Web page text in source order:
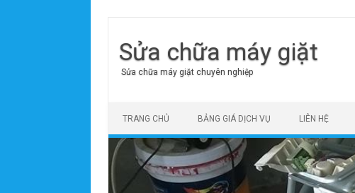
Sửa chữa máy giặt
Sửa chữa máy giặt chuyên nghiệp
TRANG CHỦ BẢNG GIÁ DỊCH VỤ LIÊN HỆ